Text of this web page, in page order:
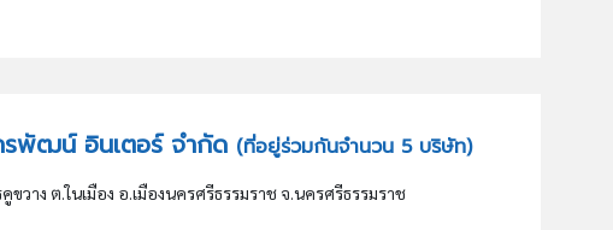
พัฒน์ อินเตอร์ จำกัด (ที่อยู่ร่วมกันจำนวน 5 บริษัท)
วาง ต.ในเมือง อ.เมืองนครศรีธรรมราช จ.นครศรีธรรมราช